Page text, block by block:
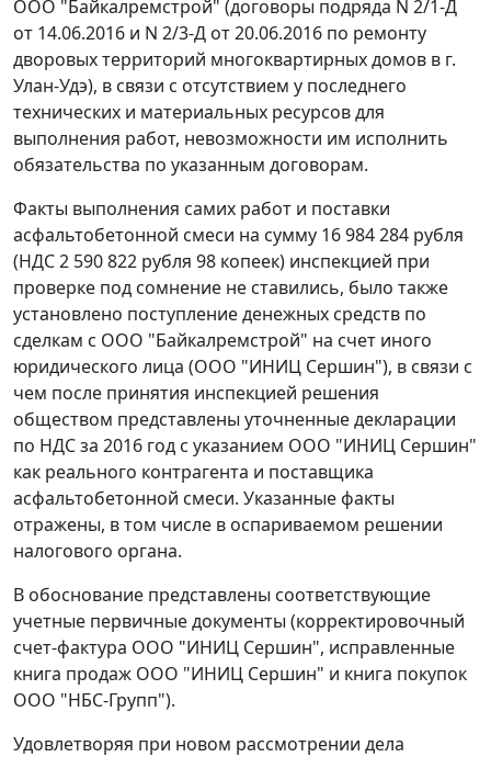
ООО "Байкалремстрой" (договоры подряда N 2/1-Д
от 14.06.2016 и N 2/3-Д от 20.06.2016 по ремонту
дворовых территорий многоквартирных домов в г.
Улан-Удэ), в связи с отсутствием у последнего
технических и материальных ресурсов для
выполнения работ, невозможности им исполнить
обязательства по указанным договорам.
Факты выполнения самих работ и поставки
асфальтобетонной смеси на сумму 16 984 284 рубля
(НДС 2 590 822 рубля 98 копеек) инспекцией при
проверке под сомнение не ставились, было также
установлено поступление денежных средств по
сделкам с ООО "Байкалремстрой" на счет иного
юридического лица (ООО "ИНИЦ Сершин"), в связи с
чем после принятия инспекцией решения
обществом представлены уточненные декларации
по НДС за 2016 год с указанием ООО "ИНИЦ Сершин"
как реального контрагента и поставщика
асфальтобетонной смеси. Указанные факты
отражены, в том числе в оспариваемом решении
налогового органа.
В обоснование представлены соответствующие
учетные первичные документы (корректировочный
счет-фактура ООО "ИНИЦ Сершин", исправленные
книга продаж ООО "ИНИЦ Сершин" и книга покупок
ООО "НБС-Групп").
Удовлетворяя при новом рассмотрении дела